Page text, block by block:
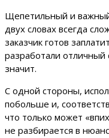
Щепетильный и
двух словах всегда
заказчик готов
разработали отличный
значит.
С одной стороны,
побольше и,
что только может
не разбирается в